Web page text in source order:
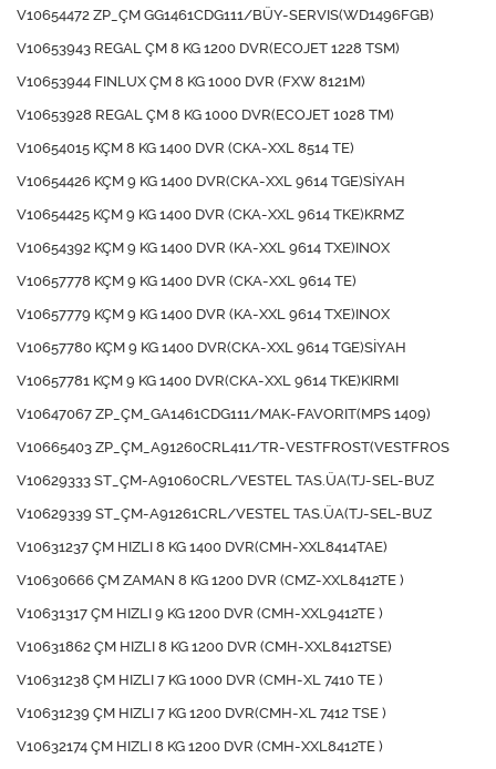
V10654472 ZP_ÇM GG1461CDG111/BÜY-SERVIS(WD1496FGB)
V10653943 REGAL ÇM 8 KG 1200 DVR(ECOJET 1228 TSM)
V10653944 FINLUX ÇM 8 KG 1000 DVR (FXW 8121M)
V10653928 REGAL ÇM 8 KG 1000 DVR(ECOJET 1028 TM)
V10654015 KÇM 8 KG 1400 DVR (CKA-XXL 8514 TE)
V10654426 KÇM 9 KG 1400 DVR(CKA-XXL 9614 TGE)SİYAH
V10654425 KÇM 9 KG 1400 DVR (CKA-XXL 9614 TKE)KRMZ
V10654392 KÇM 9 KG 1400 DVR (KA-XXL 9614 TXE)INOX
V10657778 KÇM 9 KG 1400 DVR (CKA-XXL 9614 TE)
V10657779 KÇM 9 KG 1400 DVR (KA-XXL 9614 TXE)INOX
V10657780 KÇM 9 KG 1400 DVR(CKA-XXL 9614 TGE)SİYAH
V10657781 KÇM 9 KG 1400 DVR(CKA-XXL 9614 TKE)KIRMI
V10647067 ZP_ÇM_GA1461CDG111/MAK-FAVORIT(MPS 1409)
V10665403 ZP_ÇM_A91260CRL411/TR-VESTFROST(VESTFROS
V10629333 ST_ÇM-A91060CRL/VESTEL TAS.ÜA(TJ-SEL-BUZ
V10629339 ST_ÇM-A91261CRL/VESTEL TAS.ÜA(TJ-SEL-BUZ
V10631237 ÇM HIZLI 8 KG 1400 DVR(CMH-XXL8414TAE)
V10630666 ÇM ZAMAN 8 KG 1200 DVR (CMZ-XXL8412TE )
V10631317 ÇM HIZLI 9 KG 1200 DVR (CMH-XXL9412TE )
V10631862 ÇM HIZLI 8 KG 1200 DVR (CMH-XXL8412TSE)
V10631238 ÇM HIZLI 7 KG 1000 DVR (CMH-XL 7410 TE )
V10631239 ÇM HIZLI 7 KG 1200 DVR(CMH-XL 7412 TSE )
V10632174 ÇM HIZLI 8 KG 1200 DVR (CMH-XXL8412TE )